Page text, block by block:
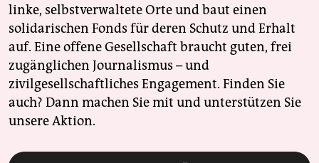
linke, selbstverwaltete Orte und baut einen
solidarischen Fonds für deren Schutz und Erhalt
auf. Eine offene Gesellschaft braucht guten, frei
zugänglichen Journalismus – und
zivilgesellschaftliches Engagement. Finden Sie
auch? Dann machen Sie mit und unterstützen Sie
unsere Aktion.